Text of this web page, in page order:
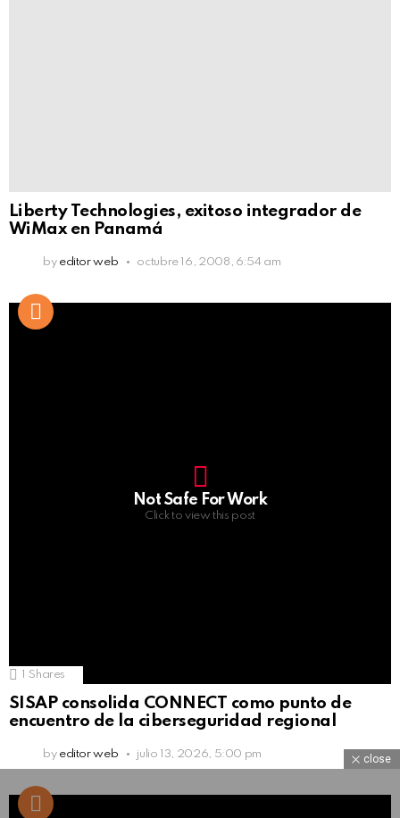
Liberty Technologies, exitoso integrador de
WiMax en Panamá
by editor web octubre 16, 2008, 6:54 am
Not Safe For Work
Click to view this post
1 Shares
SISAP consolida CONNECT como punto de
encuentro de la ciberseguridad regional
by editor web julio 13, 2026, 5:00 pm close